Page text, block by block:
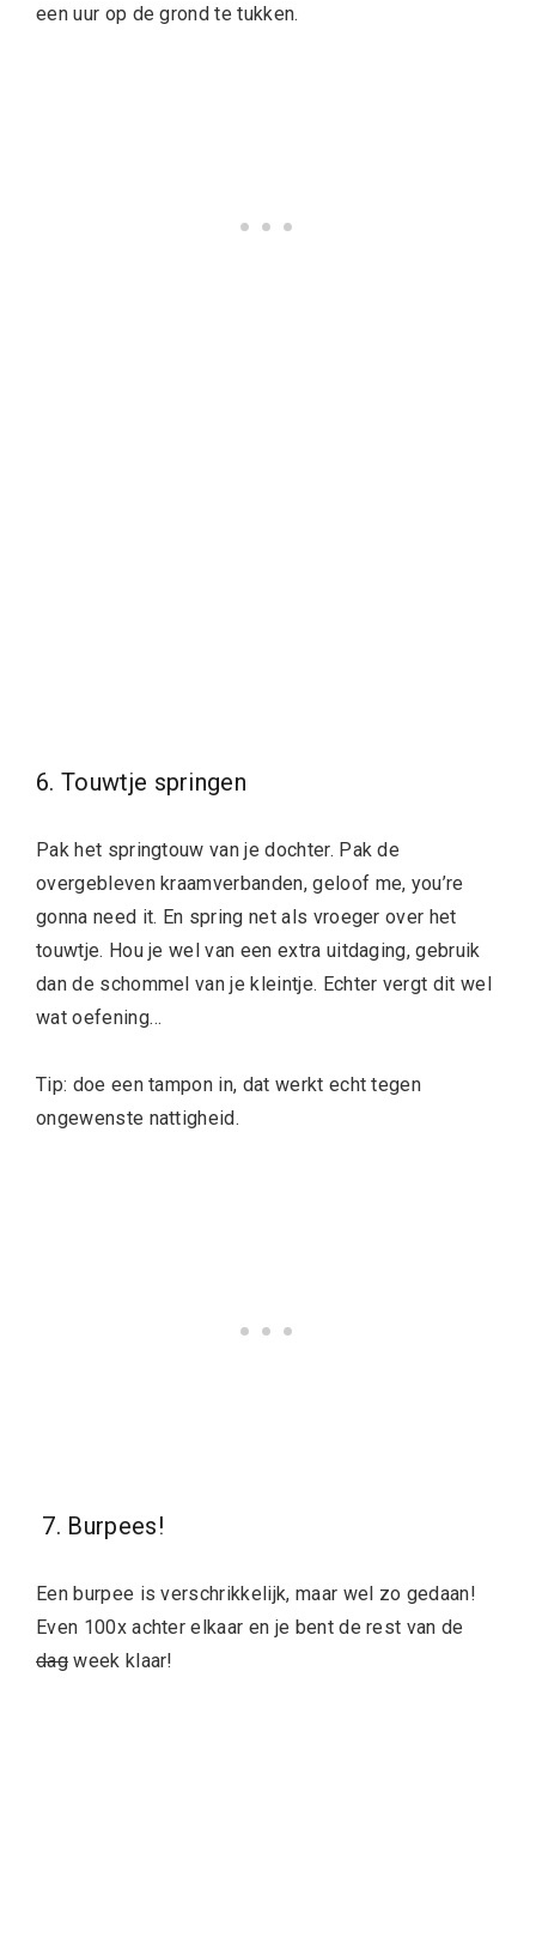
een uur op de grond te tukken.
6. Touwtje springen
Pak het springtouw van je dochter. Pak de
overgebleven kraamverbanden, geloof me, you’re
gonna need it. En spring net als vroeger over het
touwtje. Hou je wel van een extra uitdaging, gebruik
dan de schommel van je kleintje. Echter vergt dit wel
wat oefening…
Tip: doe een tampon in, dat werkt echt tegen
ongewenste nattigheid.
7. Burpees!
Een burpee is verschrikkelijk, maar wel zo gedaan!
Even 100x achter elkaar en je bent de rest van de
dagweek klaar!